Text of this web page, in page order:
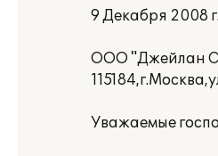
9 Декабря 2008
ООО "Джейлан
Уважаемые